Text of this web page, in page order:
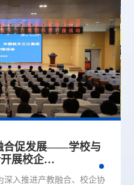
合促发展——学校与
开展校企…
深入推进产教融合、校企协